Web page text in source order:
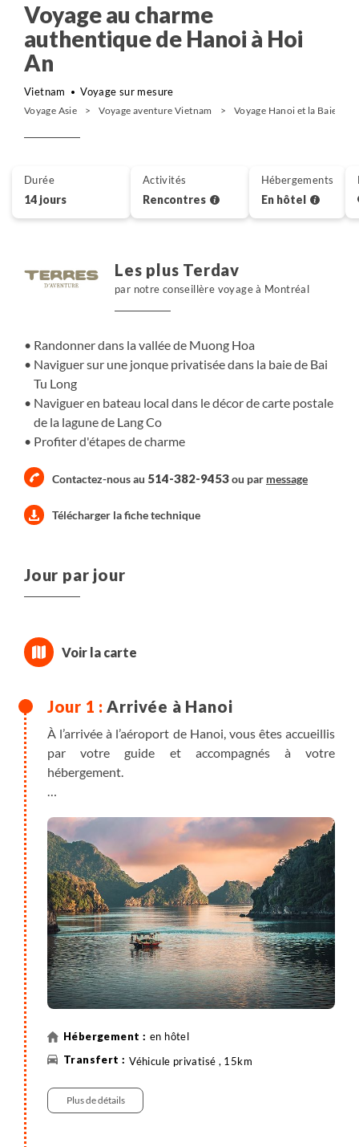
Voyage au charme
authentique de Hanoi à Hoi
An
Vietnam Voyage sur mesure
Voyage Asie Voyage aventure Vietnam Voyage Hanoi et la Baie
Les plus Terdav
par notre conseillère voyage à Montréal
Randonner dans la vallée de Muong Hoa
Naviguer sur une jonque privatisée dans la baie de Bai
Tu Long
Naviguer en bateau local dans le décor de carte postale
de la lagune de Lang Co
Profiter d'étapes de charme
Contactez-nous au 514-382-9453ou par message
Durée
14 jours
Activités
Rencontres
Hébergements
En hôtel
Télécharger la fiche technique
Jour par jour
Arrivée à Hanoi
À l’arrivée à l’aéroport de Hanoi, vous êtes accueillis
par votre guide et accompagnés à votre
hébergement.
capitale avec une marche d’orientation le long du
lac de l’Epée restituée (Hoan Kiem). Visitez le temple
de Ngoc Son sis le long du lac de Hoan Kiem puis
continuez vers les rues commerçantes du Vieux
Quartier, un ensemble de ruelles étroites
captivantes, où les marchands échangeaient
autrefois leurs cargaisons en fonction de la rue dans
laquelle elles se trouvaient.
Profitez librement de votre soirée dans la capitale.
en hôtel
Véhicule privatisé , 15km
Plus de détails